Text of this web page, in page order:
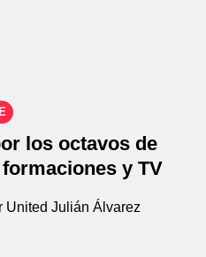
los octavos de
y TV